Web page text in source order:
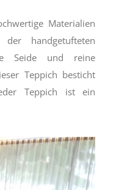
Materialien
handgetufteten
Seide und reine
Teppich besticht
Teppich ist ein